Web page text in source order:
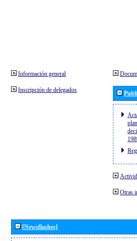
Información general
Inscripción de delegados
Otras
[Newsflashes]